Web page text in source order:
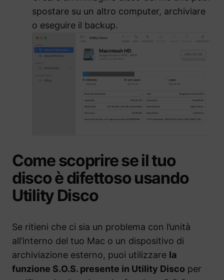
spostare su un altro computer, archiviare
o eseguire il backup.
Come scoprire se il tuo
disco è difettoso usando
Utility Disco
Se ritieni che ci sia un problema con l’unità
all’interno del tuo Mac o un dispositivo di
archiviazione esterno, puoi utilizzare la
funzione S.O.S. presente in Utility Disco per